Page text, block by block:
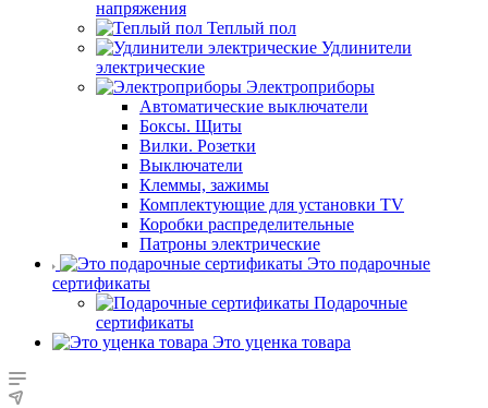
напряжения
Теплый пол
Удлинители
электрические
Электроприборы
Автоматические выключатели
Боксы. Щиты
Вилки. Розетки
Выключатели
Клеммы, зажимы
Комплектующие для установки TV
Коробки распределительные
Патроны электрические
Это подарочные
сертификаты
Подарочные
сертификаты
Это уценка товара